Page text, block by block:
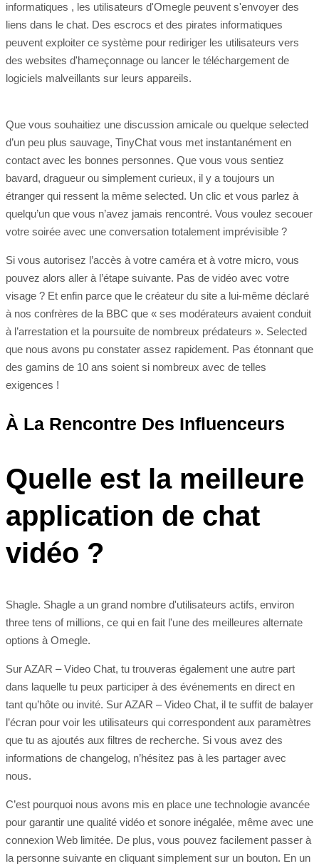
informatiques , les utilisateurs d'Omegle peuvent s'envoyer des
liens dans le chat. Des escrocs et des pirates informatiques
peuvent exploiter ce système pour rediriger les utilisateurs vers
des websites d'hameçonnage ou lancer le téléchargement de
logiciels malveillants sur leurs appareils.
Que vous souhaitiez une discussion amicale ou quelque selected
d’un peu plus sauvage, TinyChat vous met instantanément en
contact avec les bonnes personnes. Que vous vous sentiez
bavard, dragueur ou simplement curieux, il y a toujours un
étranger qui ressent la même selected. Un clic et vous parlez à
quelqu’un que vous n’avez jamais rencontré. Vous voulez secouer
votre soirée avec une conversation totalement imprévisible ?
Si vous autorisez l’accès à votre caméra et à votre micro, vous
pouvez alors aller à l’étape suivante. Pas de vidéo avec votre
visage ? Et enfin parce que le créateur du site a lui-même déclaré
à nos confrères de la BBC que « ses modérateurs avaient conduit
à l’arrestation et la poursuite de nombreux prédateurs ». Selected
que nous avons pu constater assez rapidement. Pas étonnant que
des gamins de 10 ans soient si nombreux avec de telles
exigences !
À La Rencontre Des Influenceurs
Quelle est la meilleure
application de chat
vidéo ?
Shagle. Shagle a un grand nombre d'utilisateurs actifs, environ
three tens of millions, ce qui en fait l'une des meilleures alternate
options à Omegle.
Sur AZAR – Video Chat, tu trouveras également une autre part
dans laquelle tu peux participer à des événements en direct en
tant qu’hôte ou invité. Sur AZAR – Video Chat, il te suffit de balayer
l’écran pour voir les utilisateurs qui correspondent aux paramètres
que tu as ajoutés aux filtres de recherche. Si vous avez des
informations de changelog, n’hésitez pas à les partager avec
nous.
C’est pourquoi nous avons mis en place une technologie avancée
pour garantir une qualité vidéo et sonore inégalée, même avec une
connexion Web limitée. De plus, vous pouvez facilement passer à
la personne suivante en cliquant simplement sur un bouton. En un